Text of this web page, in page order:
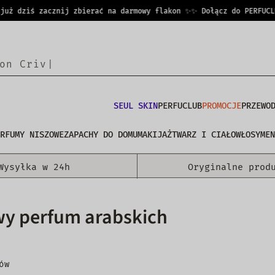
dziś zacznij zbierać na darmowy flakon ✨✨ Dołącz do
SEUL SKINPERFUCLUBPROMOCJE
NISZOWEZAPACHY DO DOMUMAKIJAŻTWARZ I CIAŁOWŁOSYMEN
w 24h Oryginalne
perfum arabskich